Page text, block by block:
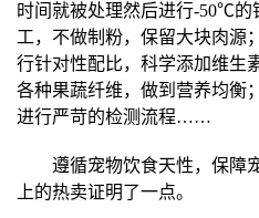
时间就被处理然后进行-50℃的
工，不做制粉，保留大块肉源
行针对性配比，科学添加维生
各种果蔬纤维，做到营养均衡
进行严苛的检测流程……
遵循宠物饮食天性，保障
上的热卖证明了一点。